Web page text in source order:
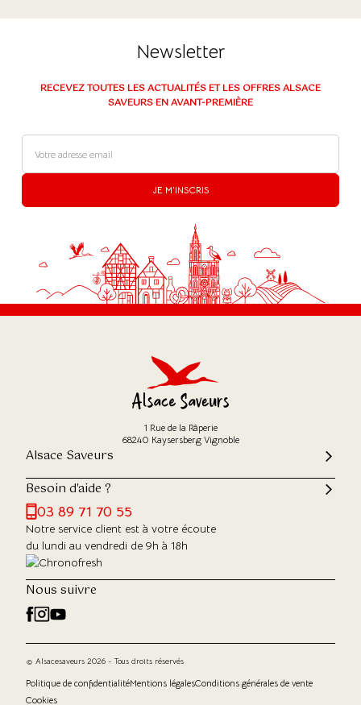
Newsletter
RECEVEZ TOUTES LES ACTUALITÉS ET LES OFFRES ALSACE
SAVEURS EN AVANT-PREMIÈRE
JE M'INSCRIS
1 Rue de la Râperie
68240 Kaysersberg Vignoble
Alsace Saveurs
Besoin d'aide ?
03 89 71 70 55
Notre service client est à votre écoute
du lundi au vendredi de 9h à 18h
Nous suivre
© Alsacesaveurs 2026 - Tous droits réservés
Politique de confidentialitéMentions légalesConditions générales de vente
Cookies